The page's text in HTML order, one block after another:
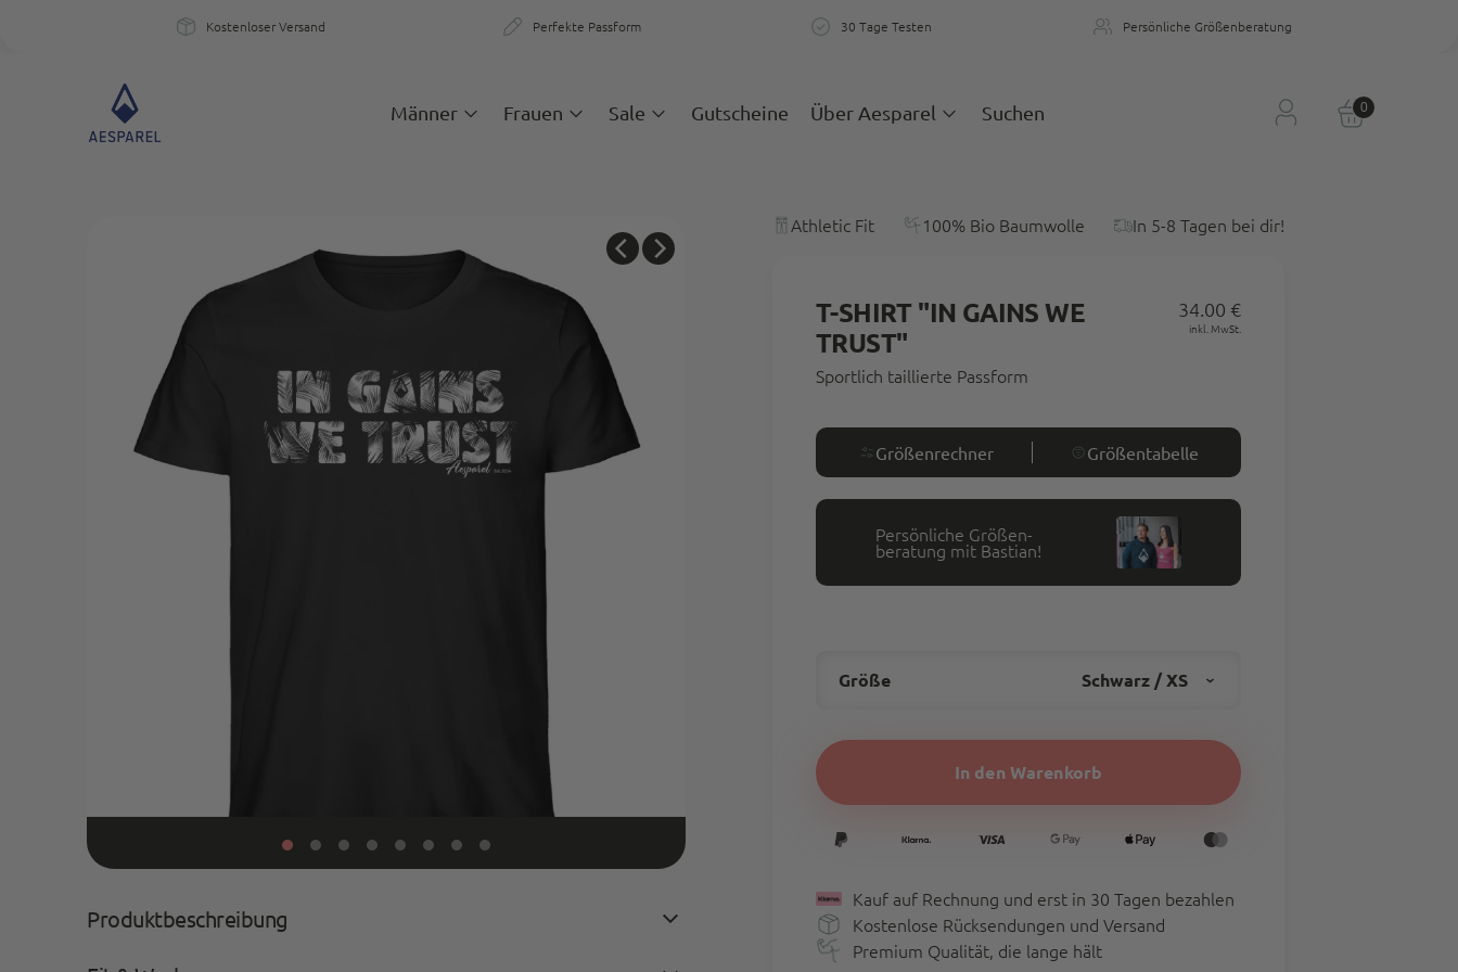
Kostenloser Versand Perfekte Passform 30 Tage Testen Persönliche Größenberatung
Kostenloser Versand Einzigartige Passform & Komfort 30 Tage testen Persönliche Größenberatung
Männer Frauen Sale Gutscheine Über Aesparel Suchen 0
Athletic Fit 100% Bio Baumwolle In 5-8 Tagen bei dir!
T-SHIRT "IN GAINS WE
TRUST"
34.00 €Regulärer
inkl. MwSt.
Sportlich taillierte Passform
Größenrechner Größentabelle
Persönliche Größen-
beratung mit Bastian!
Größe Schwarz / XS
Farbe
Größe
größe
S M XL
XS 3XL 4XL
In den Warenkorb
Kauf auf Rechnung und erst in 30 Tagen bezahlen
Kostenlose Rücksendungen und Versand
Premium Qualität, die lange hält
Produktbeschreibung